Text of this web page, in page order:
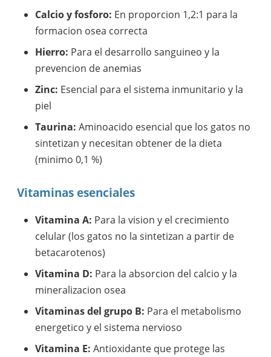
Calcio y fosforo: En proporcion 1,2:1 para la
formacion osea correcta
Hierro: Para el desarrollo sanguineo y la
prevencion de anemias
Zinc: Esencial para el sistema inmunitario y la
piel
Taurina: Aminoacido esencial que los gatos no
sintetizan y necesitan obtener de la dieta
(minimo 0,1 %)
Vitaminas esenciales
Vitamina A: Para la vision y el crecimiento
celular (los gatos no la sintetizan a partir de
betacarotenos)
Vitamina D: Para la absorcion del calcio y la
mineralizacion osea
Vitaminas del grupo B: Para el metabolismo
energetico y el sistema nervioso
Vitamina E: Antioxidante que protege las